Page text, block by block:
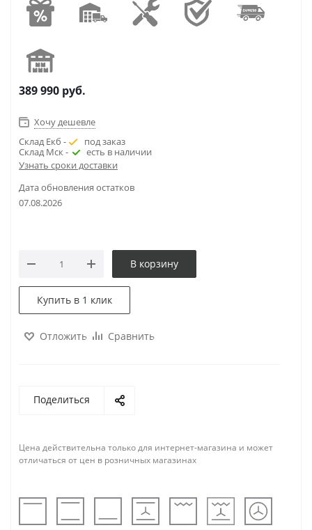
389 990 руб.
Хочу дешевле
Склад Екб -
под заказ
Склад Мск -
есть в наличии
Узнать сроки доставки
Дата обновления остатков
07.08.2026
В корзину
Купить в 1 клик
Отложить Сравнить
Поделиться
Цена действительна только для интернет-магазина и может
отличаться от цен в розничных магазинах